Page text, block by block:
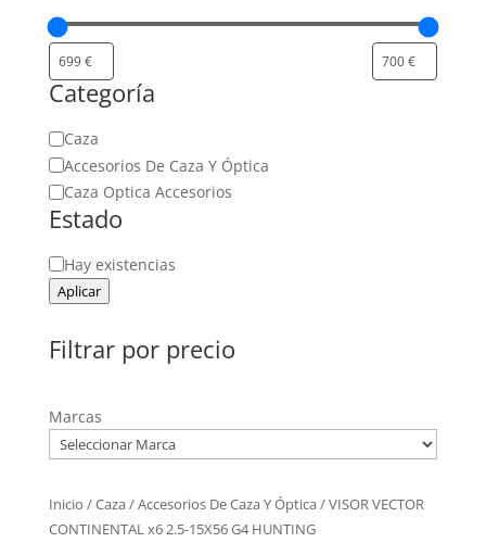
Categoría
Categoría
Caza
Accesorios De Caza Y Óptica
Caza Optica Accesorios
Estado
Estado
Hay existencias
Aplicar
Filtrar por precio
Marcas
Inicio /Caza/Accesorios De Caza Y Óptica/ VISOR VECTOR
CONTINENTAL x6 2.5-15X56 G4 HUNTING